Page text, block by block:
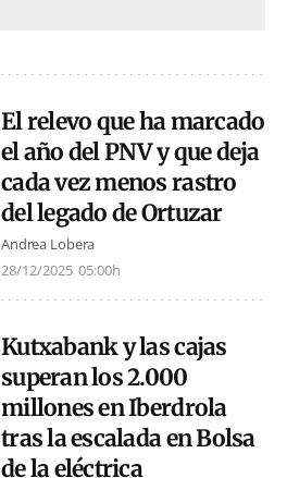
El relevo que ha marcado
el año del PNV y que deja
cada vez menos rastro
del legado de Ortuzar
Andrea Lobera
28/12/2025 05:00h
Kutxabank y las cajas
superan los 2.000
millones en Iberdrola
tras la escalada en Bolsa
de la eléctrica